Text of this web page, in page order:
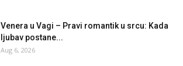
Venera u Vagi – Pravi romantik u srcu: Kada
ljubav postane...
Aug 6, 2026